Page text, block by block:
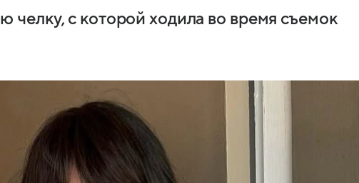
челку, с которой ходила во время съемок